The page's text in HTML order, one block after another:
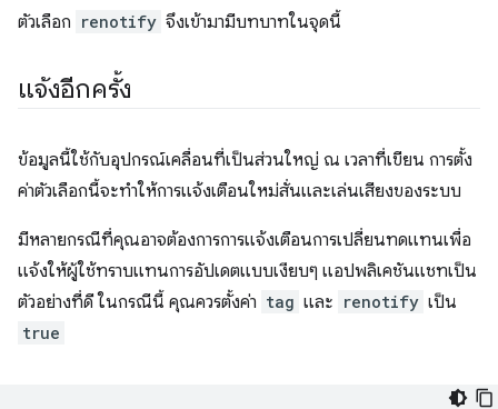
ตัวเลือก renotify จึงเข้ามามีบทบาทในจุดนี้
แจ้งอีกครั้ง
ข้อมูลนี้ใช้กับอุปกรณ์เคลื่อนที่เป็นส่วนใหญ่ ณ เวลาที่เขียน การตั้ง
ค่าตัวเลือกนี้จะทําให้การแจ้งเตือนใหม่สั่นและเล่นเสียงของระบบ
มีหลายกรณีที่คุณอาจต้องการการแจ้งเตือนการเปลี่ยนทดแทนเพื่อ
แจ้งให้ผู้ใช้ทราบแทนการอัปเดตแบบเงียบๆ แอปพลิเคชันแชทเป็น
ตัวอย่างที่ดี ในกรณีนี้ คุณควรตั้งค่า tag และ renotify เป็น
true